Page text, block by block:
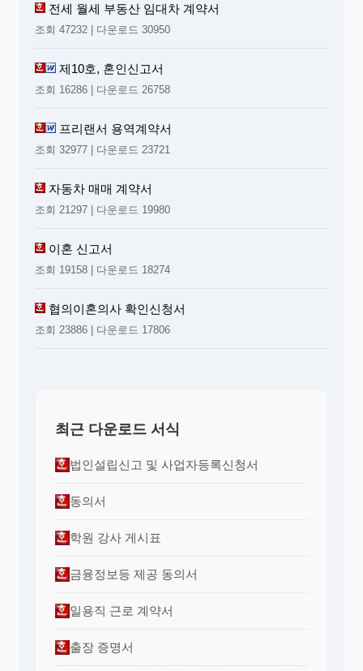
전세 월세 부동산 임대차 계약서
조회 47232 | 다운로드 30950
제10호, 혼인신고서
조회 16286 | 다운로드 26758
프리랜서 용역계약서
조회 32977 | 다운로드 23721
자동차 매매 계약서
조회 21297 | 다운로드 19980
이혼 신고서
조회 19158 | 다운로드 18274
협의이혼의사 확인신청서
조회 23886 | 다운로드 17806
최근 다운로드 서식
법인설립신고 및 사업자등록신청서
동의서
학원 강사 게시표
금융정보등 제공 동의서
일용직 근로 계약서
출장 증명서